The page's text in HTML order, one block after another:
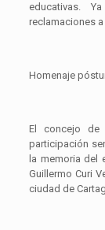
educativas.
reclamaciones
Homenaje
El concejo de
participación
la memoria del
Guillermo Curi
ciudad de